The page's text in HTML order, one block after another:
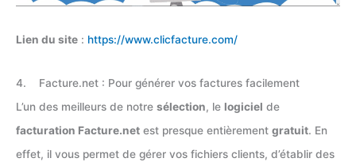
Lien du site : https://www.clicfacture.com/
4. Facture.net : Pour générer vos factures facilement
L’un des meilleurs de notre sélection, le logiciel de
facturation Facture.net est presque entièrement gratuit. En
effet, il vous permet de gérer vos fichiers clients, d’établir des